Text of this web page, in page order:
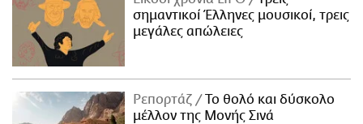
σημαντικοί Έλληνες μουσικοί, τρεις
μεγάλες απώλειες
Ρεπορτάζ
Το θολό και δύσκολο
μέλλον της Μονής Σινά